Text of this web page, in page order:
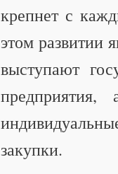
крепнет с
этом развитии
выступают
закупки.